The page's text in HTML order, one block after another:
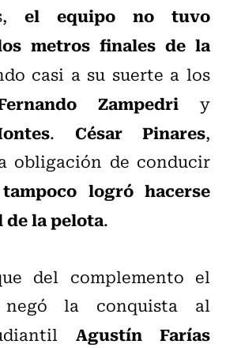
el equipo no tuvo
metros finales de la
casi a su suerte a los
Zampedri y
. César Pinares,
obligación de conducir
tampoco logró hacerse
la pelota.
del complemento el
la conquista al
Agustín Farías